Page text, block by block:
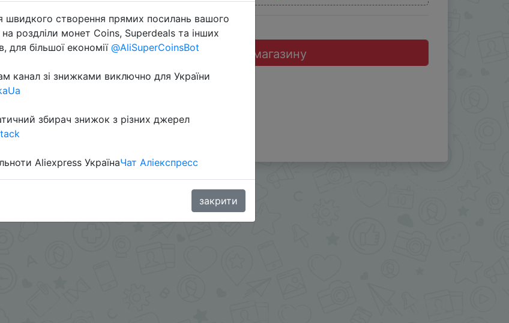
Перейти до магазину
швидкого створення прямих посилань вашого
роздліли монет Coins, Superdeals та інших
для більшої економії @AliSuperCoinsBot
канал зі знижками виключно для України
збирач знижок з різних джерел
Aliexpress УкраїнаЧат Аліекспресс
закрити